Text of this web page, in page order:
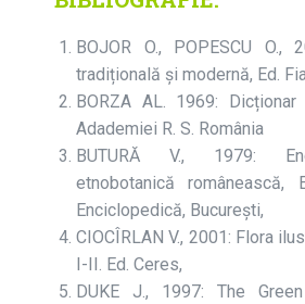
BOJOR O., POPESCU O.,
tradițională și modernă, Ed.
BORZA AL. 1969: Dicționar
Adademiei R. S. România
BUTURĂ V., 1979:
etnobotanică românească,
Enciclopedică, București,
CIOCÎRLAN V., 2001: Flora
I-II. Ed. Ceres,
DUKE J., 1997: The